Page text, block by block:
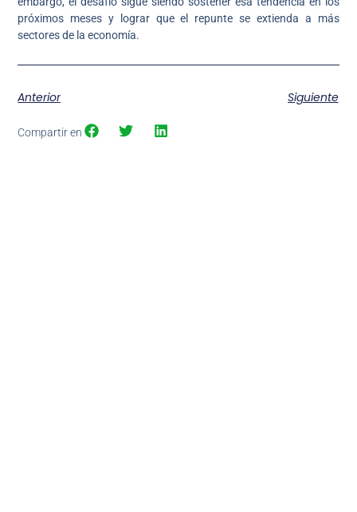
próximos meses y lograr que el repunte se extienda a más
sectores de la economía.
Anterior Siguiente
Compartir en